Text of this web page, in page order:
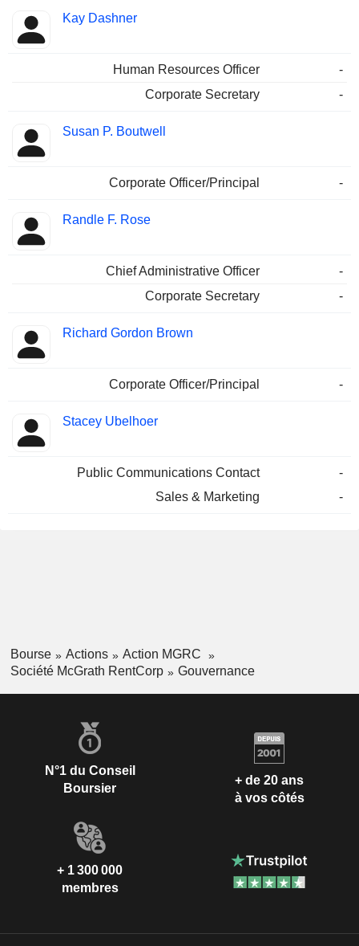
Kay Dashner
Human Resources Officer
-
Corporate Secretary
-
Susan P. Boutwell
Corporate Officer/Principal -
Randle F. Rose
Chief Administrative Officer
-
Corporate Secretary
-
Richard Gordon Brown
Corporate Officer/Principal -
Stacey Ubelhoer
Public Communications Contact
-
Sales & Marketing
-
Bourse Actions
Action MGRC
Société McGrath RentCorp
Gouvernance
N°1 du Conseil
Boursier
+ de 20 ans
à vos côtés
+ 1 300 000
membres